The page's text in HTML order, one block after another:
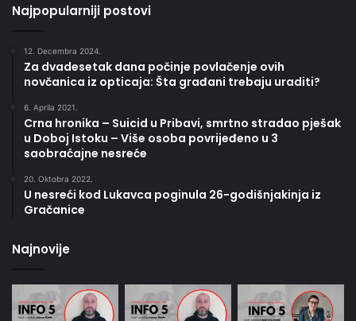
Najpopularniji postovi
12. Decembra 2024.
Za dvadesetak dana počinje povlačenje ovih
novčanica iz opticaja: Šta građani trebaju uraditi?
6. Aprila 2021.
Crna hronika – Suicid u Pribavi, smrtno stradao pješak
u Doboj Istoku – Više osoba povrijeđeno u 3
saobraćajne nesreće
20. Oktobra 2022.
U nesreći kod Lukavca poginula 26-godišnjakinja iz
Gračanice
Najnovije